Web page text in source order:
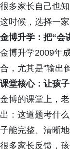
很多家长自己也
这时候，选择一
金博升学：把“会
金博升学2009年
合，尤其是“输出
课堂核心：让孩
金博的课堂上，
出：这道题考什
子能完整、清晰
很多家长反馈，